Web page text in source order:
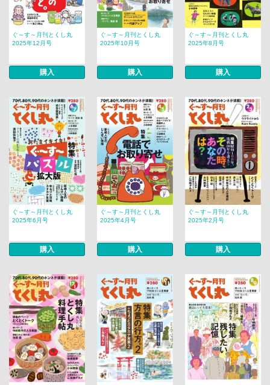
ぐ～す～月刊とくし丸
2025年12月号
購入
ぐ～す～月刊とくし丸
2025年10月号
購入
ぐ～す～月刊とくし丸
2025年8月号
購入
ぐ～す～月刊とくし丸
2025年6月号
購入
ぐ～す～月刊とくし丸
2025年4月号
購入
ぐ～す～月刊とくし丸
2025年2月号
購入